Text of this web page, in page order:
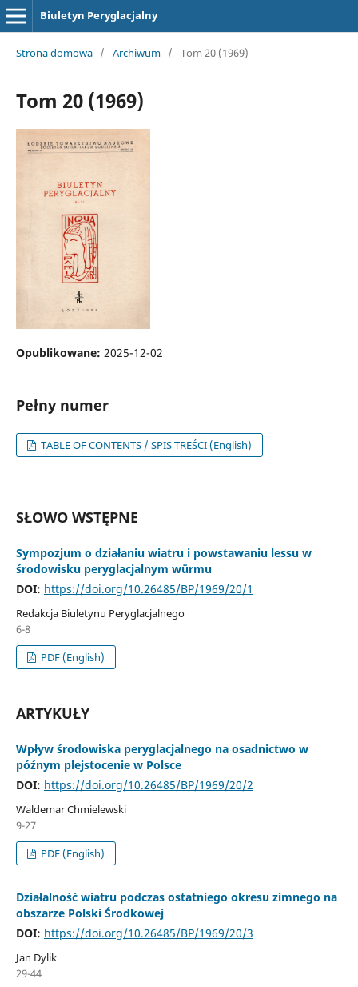
Biuletyn Peryglacjalny
Strona domowa / Archiwum / Tom 20 (1969)
Tom 20 (1969)
Opublikowane: 2025-12-02
Pełny numer
TABLE OF CONTENTS / SPIS TREŚCI (English)
SŁOWO WSTĘPNE
Sympozjum o działaniu wiatru i powstawaniu lessu w
środowisku peryglacjalnym würmu
DOI: https://doi.org/10.26485/BP/1969/20/1
Redakcja Biuletynu Peryglacjalnego
6-8
PDF (English)
ARTYKUŁY
Wpływ środowiska peryglacjalnego na osadnictwo w
późnym plejstocenie w Polsce
DOI: https://doi.org/10.26485/BP/1969/20/2
Waldemar Chmielewski
9-27
PDF (English)
Działalność wiatru podczas ostatniego okresu zimnego na
obszarze Polski Środkowej
DOI: https://doi.org/10.26485/BP/1969/20/3
Jan Dylik
29-44